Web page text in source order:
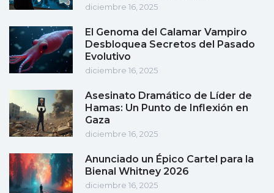
diciembre 16, 2025
El Genoma del Calamar Vampiro
Desbloquea Secretos del Pasado
Evolutivo
diciembre 16, 2025
Asesinato Dramático de Líder de
Hamas: Un Punto de Inflexión en
Gaza
diciembre 16, 2025
Anunciado un Épico Cartel para la
Bienal Whitney 2026
diciembre 16, 2025